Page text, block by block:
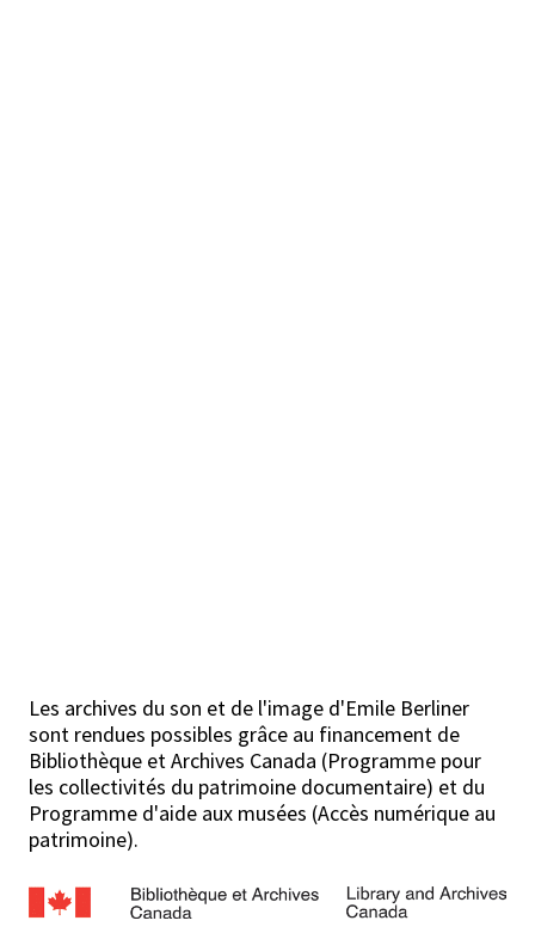
Les archives du son et de l'image d'Emile Berliner
sont rendues possibles grâce au financement de
Bibliothèque et Archives Canada (Programme pour
les collectivités du patrimoine documentaire) et du
Programme d'aide aux musées (Accès numérique au
patrimoine).